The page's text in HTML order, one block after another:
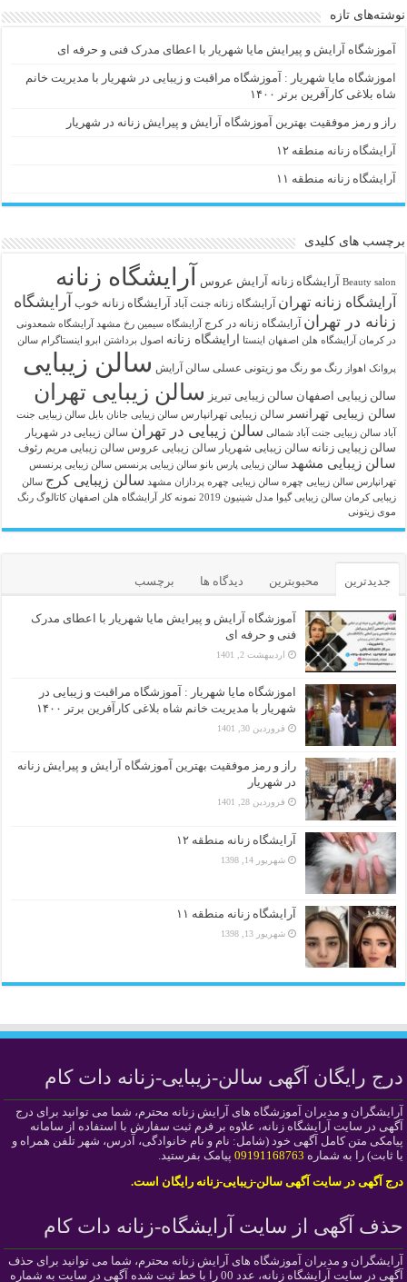
نوشته‌های تازه
آموزشگاه آرایش و پیرایش مایا شهریار با اعطای مدرک فنی و حرفه ای
اموزشگاه مایا شهریار : آموزشگاه مراقبت و زیبایی در شهریار با مدیریت خانم
شاه بلاغی کارآفرین برتر ۱۴۰۰
راز و رمز موفقیت بهترین آموزشگاه آرایش و پیرایش زنانه در شهریار
آرایشگاه زنانه منطقه ۱۲
آرایشگاه زنانه منطقه ۱۱
برچسب های کلیدی
Beauty salon آرايشگاه زنانه آرایش عروس آرایشگاه زنانه
آرایشگاه زنانه تهران آرایشگاه زنانه جنت آباد آرایشگاه زنانه خوب آرایشگاه
زنانه در تهران آرایشگاه زنانه در کرج آرایشگاه سیمین رخ مشهد
آرایشگاه شمعدونی
در کرمان آرایشگاه هلن اصفهان اینستا ارایشگاه زنانه اصول برداشتن ابرو اینستاگرام سالن
پروانک اهواز رنگ مو رنگ مو زیتونی عسلی سالن آرایش سالن زیبایی
سالن زیبایی اصفهان سالن زیبایی تبریز سالن زیبایی تهران
سالن زیبایی تهرانسر سالن زیبایی تهرانپارس سالن زیبایی جانان بابل سالن زیبایی جنت
آباد سالن زیبایی جنت آباد شمالی سالن زیبایی در تهران سالن زیبایی در شهریار
سالن زیبایی زنانه سالن زیبایی شهریار سالن زیبایی عروس سالن زیبایی مریم رئوف
سالن زیبایی مشهد سالن زیبایی پارس بانو سالن زیبایی پرنسس سالن زیبایی پرنسس
تهرانپارس سالن زیبایی چهره سالن زیبایی چهره پردازان مشهد سالن زیبایی کرج سالن
زیبایی کرمان سالن زیبایی گیوا مدل شینیون 2019 نمونه کار آرایشگاه هلن اصفهان کاتالوگ رنگ
موی زیتونی
جدیدترین محبوبترین دیدگاه ها برچسب
آموزشگاه آرایش و پیرایش مایا شهریار با اعطای مدرک
فنی و حرفه ای
اردیبهشت 2, 1401
اموزشگاه مایا شهریار : آموزشگاه مراقبت و زیبایی در
شهریار با مدیریت خانم شاه بلاغی کارآفرین برتر ۱۴۰۰
فروردین 30, 1401
راز و رمز موفقیت بهترین آموزشگاه آرایش و پیرایش زنانه
در شهریار
فروردین 28, 1401
آرایشگاه زنانه منطقه ۱۲
شهریور 14, 1398
آرایشگاه زنانه منطقه ۱۱
شهریور 13, 1398
درج رایگان آگهی سالن-زیبایی-زنانه دات کام
آرایشگران و مدیران آموزشگاه های آرایش زنانه محترم، شما می توانید برای درج
آگهی در سایت آرایشگاه زنانه، علاوه بر فرم ثبت سفارش با استفاده از سامانه
پیامکی متن کامل آگهی خود (شامل: نام و نام خانوادگی، آدرس، شهر تلفن همراه و
یا ثابت) را به شماره 09191168763 پیامک بفرستید.
درج آگهی در سایت آگهی سالن-زیبایی-زنانه رایگان است.
حذف آگهی از سایت آرایشگاه-زنانه دات کام
آرایشگران و مدیران آموزشگاه های آرایش زنانه محترم، شما می توانید برای حذف
آگهی در سایت آرایشگاه زنانه، عدد 00 را با خط ثبت شده آگهی در سایت به شماره